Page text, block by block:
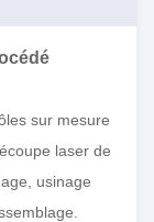
sur mesure
laser de
usinage